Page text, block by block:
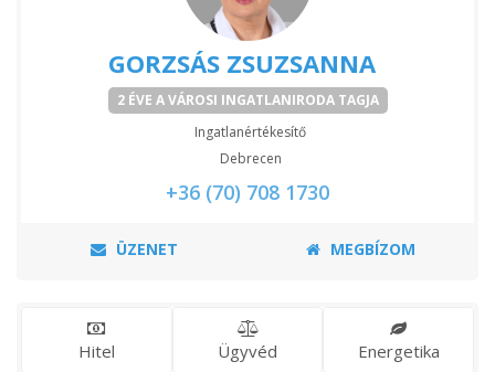
GORZSÁS ZSUZSANNA
2 ÉVE A VÁROSI INGATLANIRODA TAGJA
Ingatlanértékesítő
Debrecen
+36 (70) 708 1730
ÜZENET MEGBÍZOM
Hitel Ügyvéd Energetika